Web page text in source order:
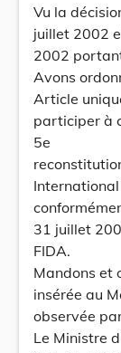
Vu la
juillet 2002
2002
Avons
Article
participer à
5e
31 juillet
FIDA.
Mandons et
insérée au
observée
Le Ministre